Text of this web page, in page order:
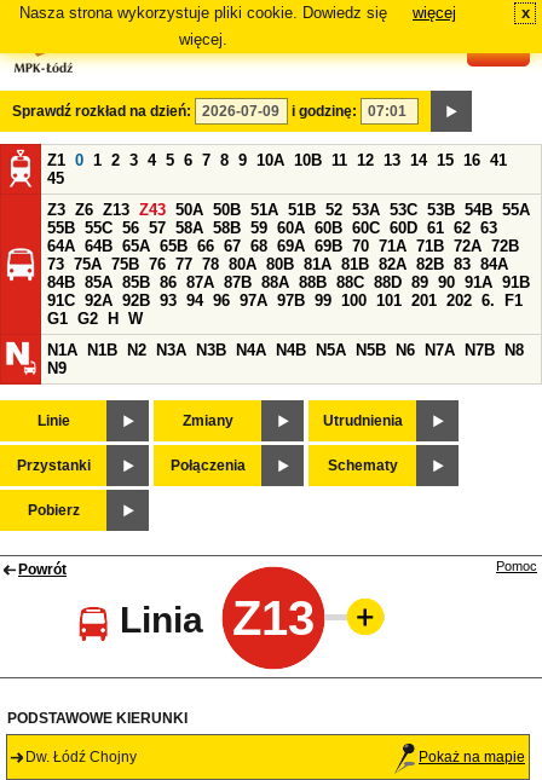
Nasza strona wykorzystuje pliki cookie. Dowiedz się
więcej.
więcej x
Sprawdź rozkład na dzień: i godzinę:
Z1 0 1 2 3 4 5 6 7 8 9 10A 10B 11 12 13 14 15 16 41
45
Z3 Z6 Z13 Z43 50A 50B 51A 51B 52 53A 53C 53B 54B 55A
55B 55C 56 57 58A 58B 59 60A 60B 60C 60D 61 62 63
64A 64B 65A 65B 66 67 68 69A 69B 70 71A 71B 72A 72B
73 75A 75B 76 77 78 80A 80B 81A 81B 82A 82B 83 84A
84B 85A 85B 86 87A 87B 88A 88B 88C 88D 89 90 91A 91B
91C 92A 92B 93 94 96 97A 97B 99 100 101 201 202 6.
F1
G1 G2 H
W
N1A
N1B N2 N3A N3B N4A N4B N5A N5B N6 N7A N7B
N8
N9
Linie Zmiany Utrudnienia
Przystanki Połączenia Schematy
Pobierz
Powrót
Linia Z13
Pomoc
PODSTAWOWE KIERUNKI
Dw. Łódź Chojny Pokaż na mapie